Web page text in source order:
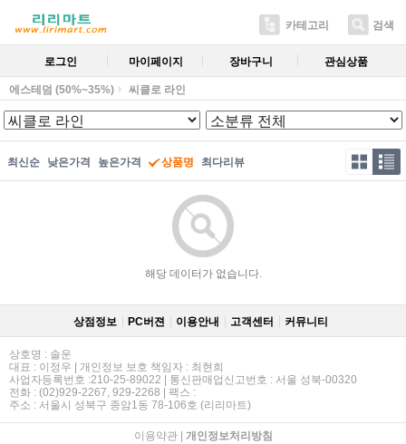
카테고리 검색
로그인 마이페이지 장바구니 관심상품
에스테덤 (50%~35%) 씨클로 라인
최신순 낮은가격 높은가격 상품명 최다리뷰
해당 데이터가 없습니다.
상점정보 PC버젼 이용안내 고객센터 커뮤니티
상호명 : 솔운
대표 : 이정우 | 개인정보 보호 책임자 : 최현희
사업자등록번호 :210-25-89022 | 통신판매업신고번호 : 서울 성북-00320
전화 : (02)929-2267, 929-2268 | 팩스 :
주소 : 서울시 성북구 종암1동 78-106호 (리리마트)
이용약관| 개인정보처리방침